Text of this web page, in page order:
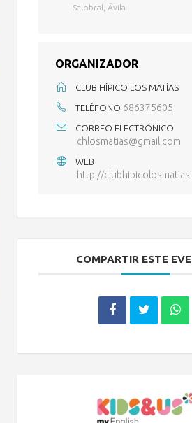
Salobral, Ávila
ORGANIZADOR
CLUB HÍPICO LOS MATÍAS
TELÉFONO 686375605
CORREO ELECTRÓNICO
chlosmatias@gmail.com
WEB
http://
COMPARTIR ESTE